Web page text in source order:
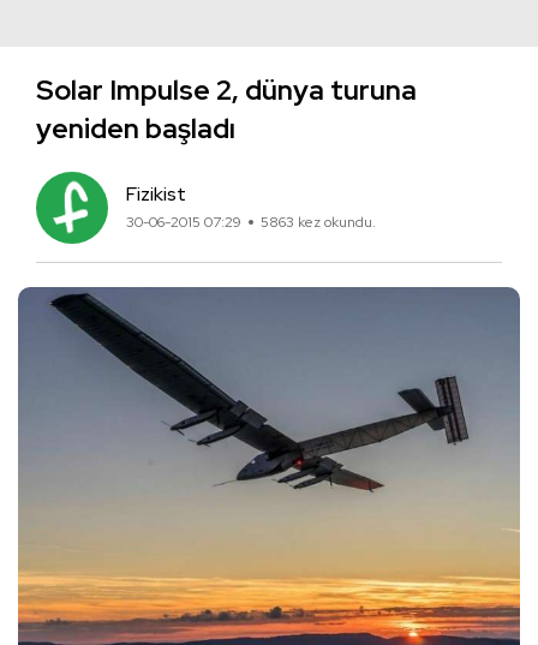
Solar Impulse 2, dünya turuna
yeniden başladı
Fizikist
30-06-2015 07:29 5863 kez okundu.